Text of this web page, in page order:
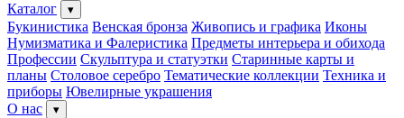
Каталог
▾
Букинистика Венская бронза Живопись и графика Иконы
Нумизматика и Фалеристика Предметы интерьера и обихода
Профессии Скульптура и статуэтки Старинные карты и
планы Столовое серебро Тематические коллекции Техника и
приборы Ювелирные украшения
О нас
▾